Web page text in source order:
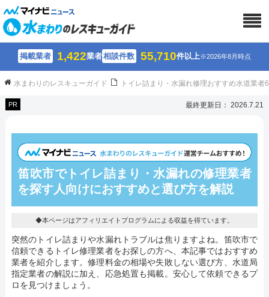
掲載業者 1,422業者相談件数 55,710件以上※2026年8月時点
水まわりのレスキューガイド トイレ詰まり・水漏れ修理おすすめ水道業
PR 最終更新日： 2026.7.21
笛吹市でトイレ詰まり・水漏れの修理業者
を探す人向けにおすすめと選び方を解説
◆本ページはアフィリエイトプログラムによる収益を得ています。
突然のトイレ詰まりや水漏れトラブルは焦りますよね。笛吹市で
信頼できるトイレ修理業者をお探しの方へ、本記事ではおすすめ
業者を紹介します。修理料金の相場や失敗しない選び方、水道局
指定業者の解説に加え、応急処置も掲載。安心して依頼できるプ
ロを見つけましょう。